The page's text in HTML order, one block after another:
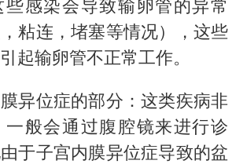
感染会导致输卵管的异常
，粘连，堵塞等情况），这些
起输卵管不正常工作。
异位症的部分：这类疾病非
般会通过腹腔镜来进行诊
于子宫内膜异位症导致的盆